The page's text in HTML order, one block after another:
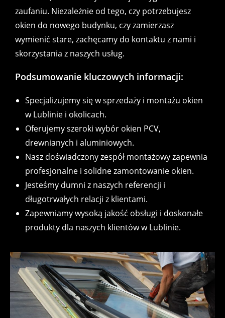
zaufaniu. Niezależnie od tego, czy potrzebujesz
okien do nowego budynku, czy zamierzasz
wymienić stare, zachęcamy do kontaktu z nami i
skorzystania z naszych usług.
Podsumowanie kluczowych informacji:
Specjalizujemy się w sprzedaży i montażu okien
w Lublinie i okolicach.
Oferujemy szeroki wybór okien PCV,
drewnianych i aluminiowych.
Nasz doświadczony zespół montażowy zapewnia
profesjonalne i solidne zamontowanie okien.
Jesteśmy dumni z naszych referencji i
długotrwałych relacji z klientami.
Zapewniamy wysoką jakość obsługi i doskonałe
produkty dla naszych klientów w Lublinie.